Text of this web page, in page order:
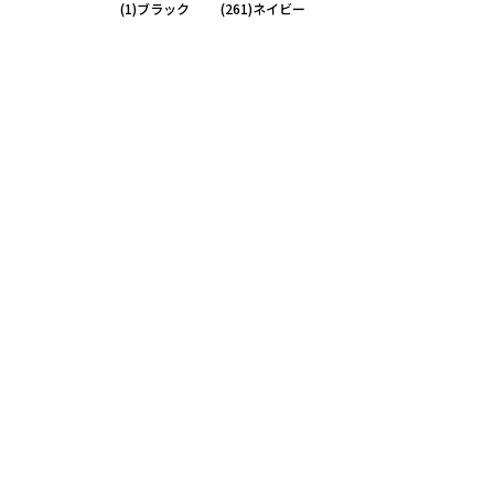
(1)ブラック (261)ネイビー